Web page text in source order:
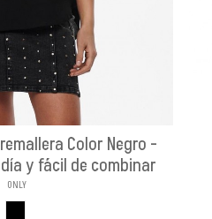
Color Negro -
y fácil de combinar
ONLY